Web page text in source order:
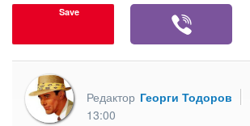
Save
Редактор Георги Тодоров
13:00